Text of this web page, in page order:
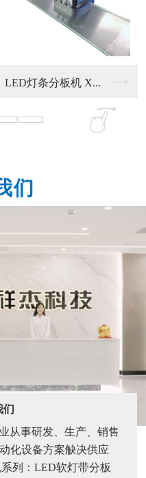
X... 塑胶热铆机
们
们
从事研发、生产、销售
化设备方案觖决供应
列：LED软灯带分板